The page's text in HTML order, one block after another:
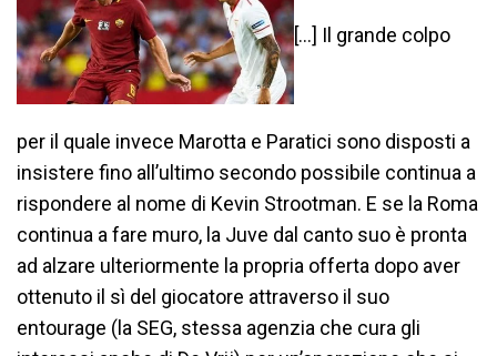
[…] Il grande colpo
per il quale invece Marotta e Paratici sono disposti a
insistere fino all’ultimo secondo possibile continua a
rispondere al nome di Kevin Strootman. E se la Roma
continua a fare muro, la Juve dal canto suo è pronta
ad alzare ulteriormente la propria offerta dopo aver
ottenuto il sì del giocatore attraverso il suo
entourage (la SEG, stessa agenzia che cura gli